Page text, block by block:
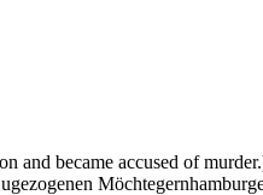
and became accused of